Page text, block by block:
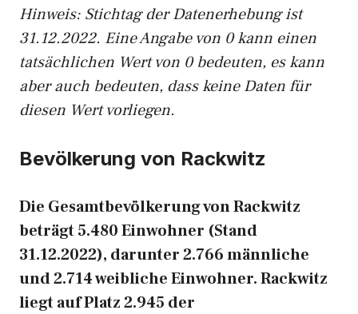
Hinweis: Stichtag der Datenerhebung ist
31.12.2022. Eine Angabe von 0 kann einen
tatsächlichen Wert von 0 bedeuten, es kann
aber auch bedeuten, dass keine Daten für
diesen Wert vorliegen.
Bevölkerung von Rackwitz
Die Gesamtbevölkerung von Rackwitz
beträgt 5.480 Einwohner (Stand
31.12.2022), darunter 2.766 männliche
und 2.714 weibliche Einwohner. Rackwitz
liegt auf Platz 2.945 der